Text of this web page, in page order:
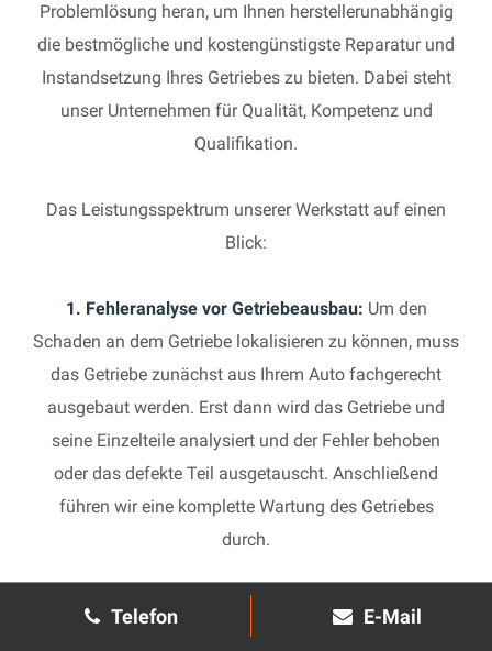
Telefon E-Mail
Problemlösung heran, um Ihnen herstellerunabhängig
die bestmögliche und kostengünstigste Reparatur und
Instandsetzung Ihres Getriebes zu bieten. Dabei steht
unser Unternehmen für Qualität, Kompetenz und
Qualifikation.
Das Leistungsspektrum unserer Werkstatt auf einen
Blick:
1. Fehleranalyse vor Getriebeausbau: Um den
Schaden an dem Getriebe lokalisieren zu können, muss
das Getriebe zunächst aus Ihrem Auto fachgerecht
ausgebaut werden. Erst dann wird das Getriebe und
seine Einzelteile analysiert und der Fehler behoben
oder das defekte Teil ausgetauscht. Anschließend
führen wir eine komplette Wartung des Getriebes
durch.
2. Manuelles Getriebe:
Die Reparatur eines komplexen
Schaltgetriebes ist äußerst aufwendig und benötigt